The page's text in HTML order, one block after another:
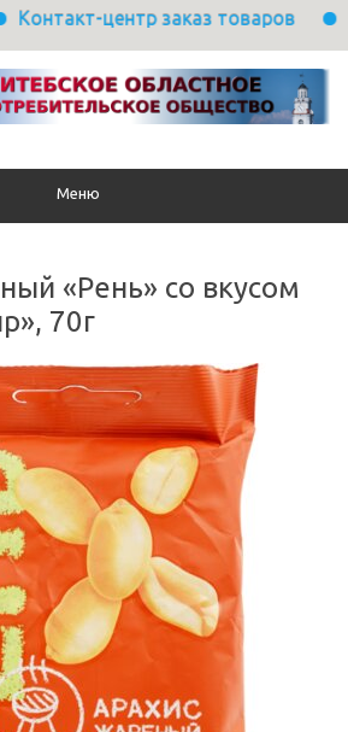
центр заказ товаров
Меню
«Рень» со вкусом
70г